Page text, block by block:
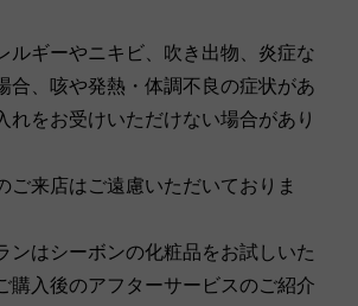
ルギーやニキビ、吹き出物、炎症な
合、咳や発熱・体調不良の症状があ
れをお受けいただけない場合があり
ご来店はご遠慮いただいておりま
ンはシーボンの化粧品をお試しいた
購入後のアフターサービスのご紹介